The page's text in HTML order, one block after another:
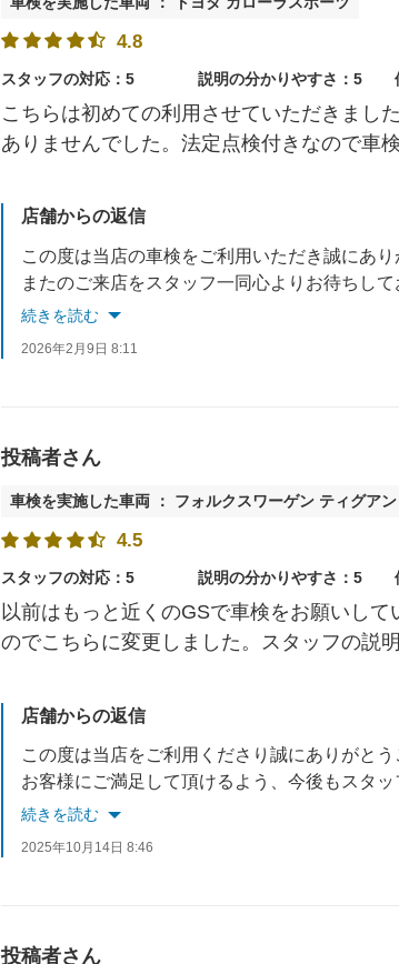
4.8
スタッフの対応：5 説明の分かりやすさ：5
こちらは初めての利用させていただきまし
ありませんでした。法定点検付きなので車
店舗からの返信
この度は当店の車検をご利用いただき誠にあり
またのご来店をスタッフ一同心よりお待ちして
続きを読む
2026年2月9日 8:11
投稿者さん
車検を実施した車両 ： フォルクスワーゲン ティグアン
4.5
スタッフの対応：5 説明の分かりやすさ：5
以前はもっと近くのGSで車検をお願いし
のでこちらに変更しました。スタッフの説
店舗からの返信
この度は当店をご利用くださり誠にありがとう
お客様にご満足して頂けるよう、今後もスタ
次回も当店を選んでいただけるようがんばりま
続きを読む
2025年10月14日 8:46
投稿者さん